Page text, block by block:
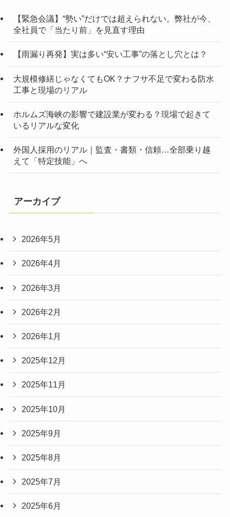
【緊急会議】“勢い”だけでは超えられない。弊社が今、
全社員で「当たり前」を見直す理由
【雨漏り再発】実は多い“安い工事”の落とし穴とは？
大規模修繕じゃなくてもOK？ナフサ不足で変わる防水
工事と現場のリアル
ホルムズ海峡の影響で建設業が変わる？現場で起きて
いるリアルな変化
外国人採用のリアル｜監査・書類・信頼…全部乗り越
えて「特定技能」へ
アーカイブ
2026年5月
2026年4月
2026年3月
2026年2月
2026年1月
2025年12月
2025年11月
2025年10月
2025年9月
2025年8月
2025年7月
2025年6月